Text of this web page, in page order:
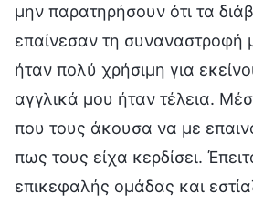
μην παρατηρήσουν ότι τα
επαίνεσαν τη συναναστροφή
ήταν πολύ χρήσιμη για
αγγλικά μου ήταν τέλεια.
που τους άκουσα να με
πως τους είχα κερδίσει.
επικεφαλής ομάδας και